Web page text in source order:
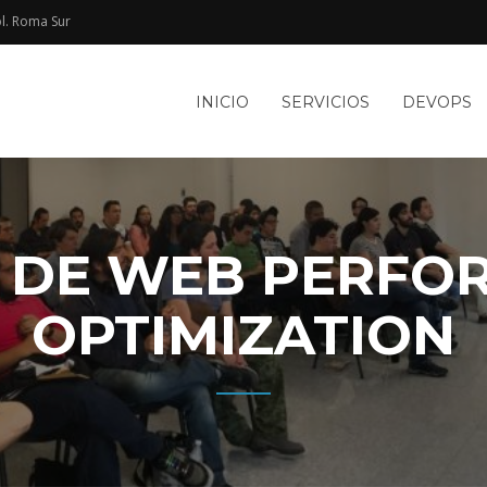
Roma Sur​
INICIO SERVICIOS DEVOPS
WEB
OPTIMIZATION